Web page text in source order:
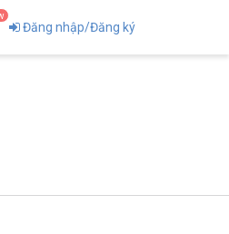
Đăng nhập/Đăng ký